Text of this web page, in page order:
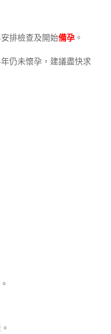
排檢查及開始備孕。
仍未懷孕，建議盡快求